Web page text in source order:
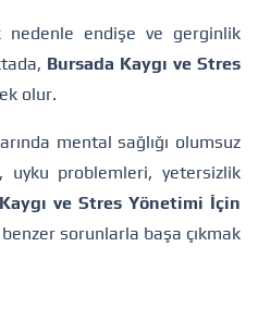
nedenle endişe ve gerginlik
Bursada Kaygı ve Stres
olur.
mental sağlığı olumsuz
uyku problemleri, yetersizlik
ve Stres Yönetimi İçin
sorunlarla başa çıkmak